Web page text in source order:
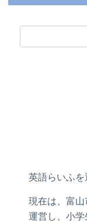
英語らいふを
現在は、富
運営し、小学